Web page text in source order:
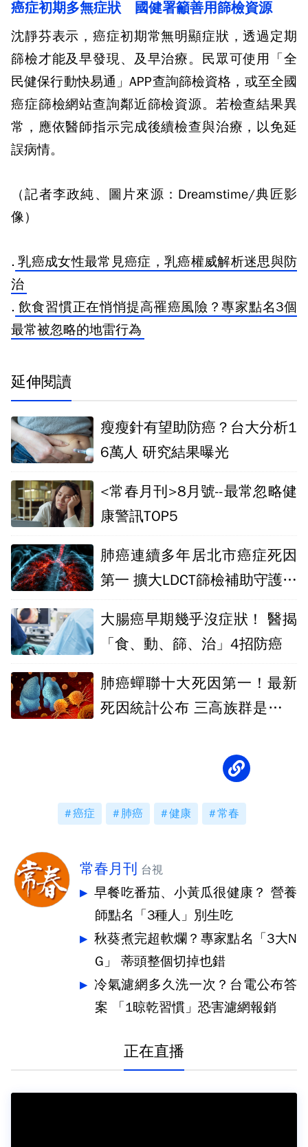
癌症初期多無症狀 國健署籲善用篩檢資源
沈靜芬表示，癌症初期常無明顯症狀，透過定期
篩檢才能及早發現、及早治療。民眾可使用「全
民健保行動快易通」APP查詢篩檢資格，或至全國
癌症篩檢網站查詢鄰近篩檢資源。若檢查結果異
常，應依醫師指示完成後續檢查與治療，以免延
誤病情。
（記者李政純、圖片來源：Dreamstime/典匠影
像）
. 乳癌成女性最常見癌症，乳癌權威解析迷思與防
治
. 飲食習慣正在悄悄提高罹癌風險？專家點名3個
最常被忽略的地雷行為
延伸閱讀
瘦瘦針有望助防癌？台大分析1
6萬人 研究結果曝光
<常春月刊>8月號--最常忽略健
康警訊TOP5
肺癌連續多年居北市癌症死因
第一 擴大LDCT篩檢補助守護城
大腸癌早期幾乎沒症狀！ 醫揭
「食、動、篩、治」4招防癌
肺癌蟬聯十大死因第一！最新
死因統計公布 三高族群是高風
癌症 肺癌 健康 常春
常春月刊 台視
早餐吃番茄、小黃瓜很健康？ 營養
師點名「3種人」別生吃
秋葵煮完超軟爛？專家點名「3大N
G」 蒂頭整個切掉也錯
冷氣濾網多久洗一次？台電公布答
案 「1晾乾習慣」恐害濾網報銷
正在直播